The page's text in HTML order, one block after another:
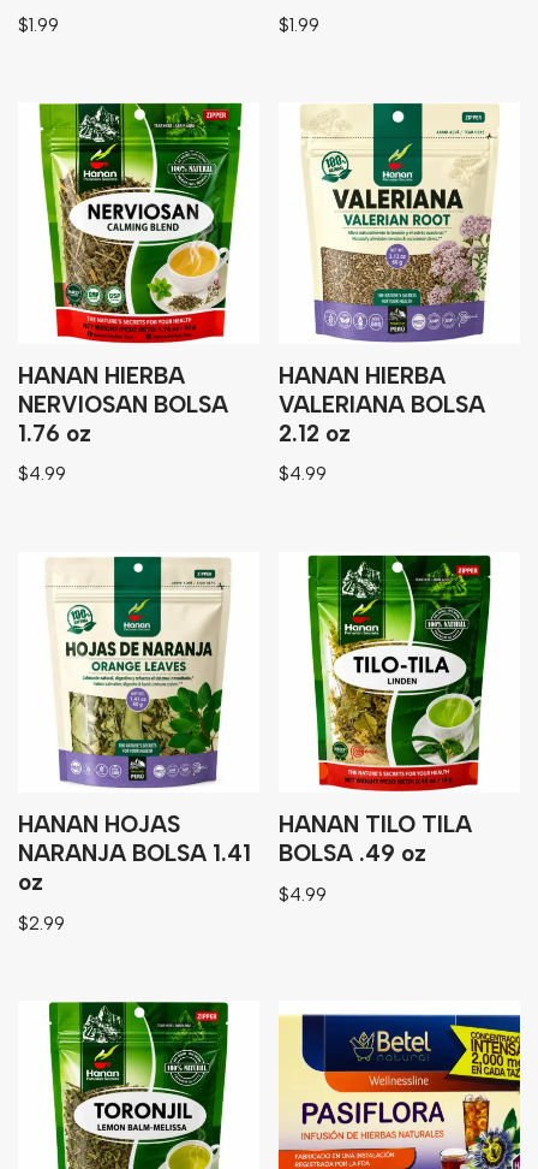
$1.99 $1.99
HANAN HIERBA
NERVIOSAN BOLSA
1.76 oz
$4.99
HANAN HIERBA
VALERIANA BOLSA
2.12 oz
$4.99
HANAN HOJAS
NARANJA BOLSA 1.41
oz
$2.99
HANAN TILO TILA
BOLSA .49 oz
$4.99